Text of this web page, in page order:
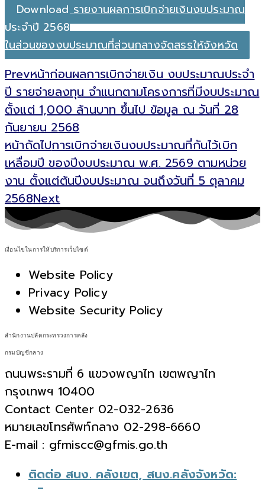
Download รายงานผลการเบิกจ่ายเงินงบประมาณ
ประจำปี 2568
ในส่วนของงบประมาณที่ส่วนกลางจัดสรรให้จังหวัด
Prevหน้าก่อนผลการเบิกจ่ายเงิน งบประมาณประจำ
ปี รายจ่ายลงทุน จำแนกตามโครงการที่มีงบประมาณ
ตั้งแต่ 1,000 ล้านบาท ขึ้นไป ข้อมูล ณ วันที่ 28
กันยายน 2568
หน้าถัดไปการเบิกจ่ายเงินงบประมาณที่กันไว้เบิก
เหลื่อมปี ของปีงบประมาณ พ.ศ. 2569 ตามหน่วย
งาน ตั้งแต่ต้นปีงบประมาณ จนถึงวันที่ 5 ตุลาคม
2568Next
เงื่อนไขในการให้บริการเว็บไซต์
Website Policy
Privacy Policy
Website Security Policy
สำนักงานปลัดกระทรวงการคลัง
กรมบัญชีกลาง
ถนนพระรามที่ 6 แขวงพญาไท เขตพญาไท
กรุงเทพฯ 10400
Contact Center 02-032-2636
หมายเลขโทรศัพท์กลาง 02-298-6660
E-mail : gfmiscc@gfmis.go.th
ติดต่อ สนง. คลังเขต, สนง.คลังจังหวัด: